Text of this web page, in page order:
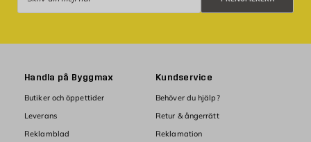
Handla på Byggmax
Butiker och öppettider
Leverans
Reklamblad
Kundservice
Behöver du hjälp?
Retur & ångerrätt
Reklamation